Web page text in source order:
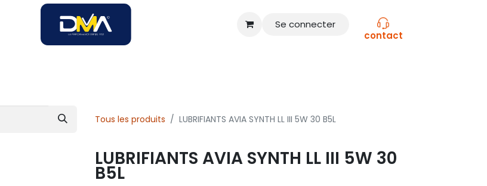
Se connecter
contact
Tous les produits LUBRIFIANTS AVIA SYNTH LL III 5W 30 B5L
LUBRIFIANTS AVIA SYNTH LL III 5W 30
B5L